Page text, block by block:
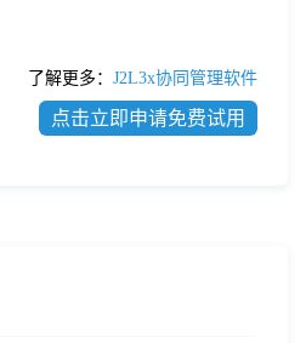
了解更多： J2L3x协同管理软件
点击立即申请免费试用